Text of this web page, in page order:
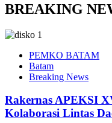
BREAKING
PEMKO BATAM
Batam
Breaking News
Rakernas APEKSI
Kolaborasi Lintas